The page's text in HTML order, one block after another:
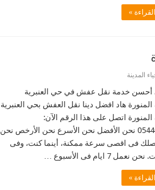
»
المدينة
أحسن خدمة نقل عفش في حي العنبرية
المنورة هاد افضل دينا نقل العفش بحي العنبرية
المنورة اتصل على هذا الرقم الآن:
0544090518 نحن الأفضل نحن الأسرع نحن الأرخص نحن
فى اقصى سرعة ممكنة، أينما كنت، وفى
7 ايام فى الأسبوع …
»